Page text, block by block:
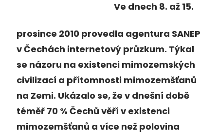
Ve dnech 8. až 15.
prosince 2010 provedla agentura SANEP
v Čechách internetový průzkum. Týkal
se názoru na existenci mimozemských
civilizací a přítomnosti mimozemšťanů
na Zemi. Ukázalo se, že v dnešní době
téměř 70 % Čechů věří v existenci
mimozemšťanů a více než polovina